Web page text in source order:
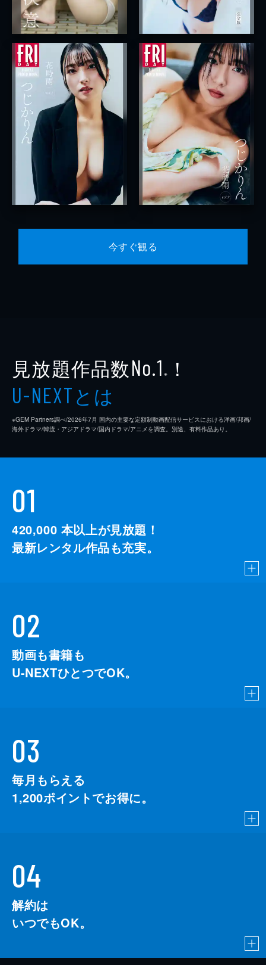
今すぐ観る
見放題作品数No.1 ※ ！
U-NEXTとは
※GEM Partners調べ/2026年7⽉ 国内の主要な定額制動画配信サービスにおける洋画/邦画/
海外ドラマ/韓流・アジアドラマ/国内ドラマ/アニメを調査。別途、有料作品あり。
01
420,000 本以上が見放題！
最新レンタル作品も充実。
02
動画も書籍も
U-NEXTひとつでOK。
03
毎月もらえる
1,200ポイントでお得に。
04
解約は
いつでもOK。